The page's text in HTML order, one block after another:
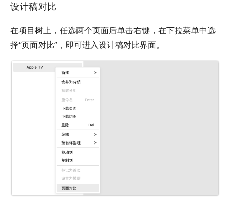
设计稿对比
在项目树上，任选两个页面后单击右键，在下拉菜单中选
择“页面对比”，即可进入设计稿对比界面。